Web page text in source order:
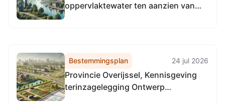
oppervlaktewater ten aanzien van
Bestemmingsplan 24 jul 2026
Provincie Overijssel, Kennisgeving
terinzagelegging Ontwerp